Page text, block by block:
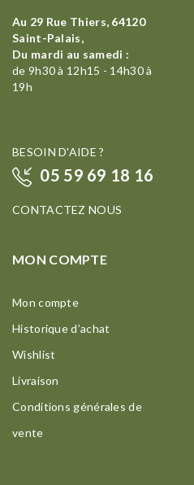
Au 29 Rue Thiers, 64120
Saint-Palais,
Du mardi au samedi :
de 9h30 à 12h15 - 14h30 à
19h
BESOIN D'AIDE ?
05 59 69 18 16
CONTACTEZ NOUS
MON COMPTE
Mon compte
Historique d’achat
Wishlist
Livraison
Conditions générales de
vente